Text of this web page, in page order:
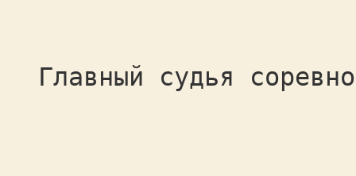
Главный судья